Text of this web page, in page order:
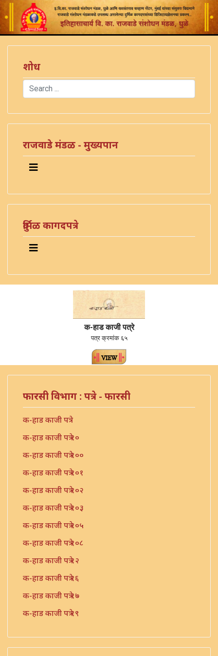
शोध
Search
राजवाडे मंडळ - मुख्यपान
दुर्मिळ कागदपत्रे
क-हाड काजी पत्रे
पत्र क्रमांक ६५
फारसी विभाग : पत्रे - फारसी
क-हाड काजी पत्रे
क-हाड काजी पत्रे १०
क-हाड काजी पत्रे १००
क-हाड काजी पत्रे १०१
क-हाड काजी पत्रे १०२
क-हाड काजी पत्रे १०३
क-हाड काजी पत्रे १०५
क-हाड काजी पत्रे १०८
क-हाड काजी पत्रे १२
क-हाड काजी पत्रे १६
क-हाड काजी पत्रे १७
क-हाड काजी पत्रे १९
क-हाड काजी पत्रे २२